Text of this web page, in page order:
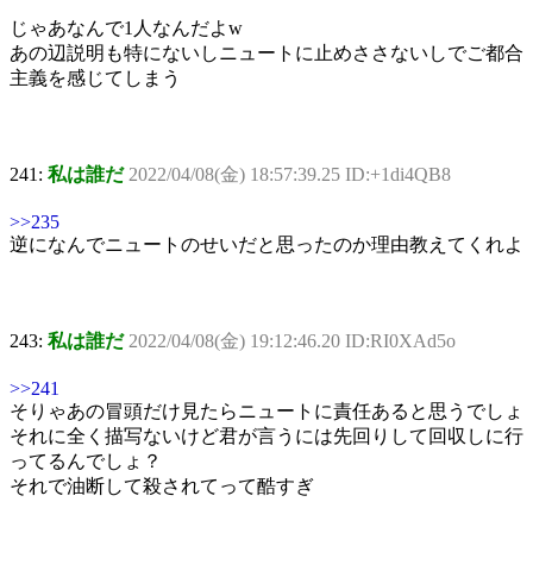
じゃあなんで1人なんだよw
あの辺説明も特にないしニュートに止めささないしでご都合
主義を感じてしまう
241: 私は誰だ 2022/04/08(金) 18:57:39.25 ID:+1di4QB8
>>235
逆になんでニュートのせいだと思ったのか理由教えてくれよ
243: 私は誰だ 2022/04/08(金) 19:12:46.20 ID:RI0XAd5o
>>241
そりゃあの冒頭だけ見たらニュートに責任あると思うでしょ
それに全く描写ないけど君が言うには先回りして回収しに行
ってるんでしょ？
それで油断して殺されてって酷すぎ